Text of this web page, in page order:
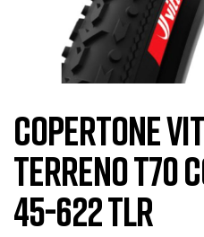
COPERTONE
TERRENO T70
45-622 TLR